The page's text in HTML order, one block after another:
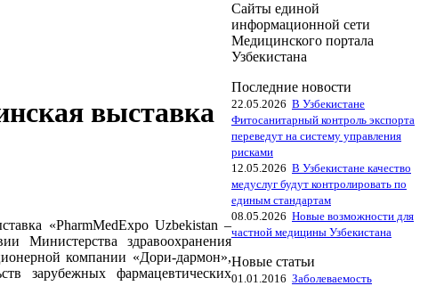
выставка
«PharmMedExpo Uzbekistаn –
Министерства здравоохранения
компании «Дори-дармон»,
зарубежных фармацевтических
Сайты единой
информационной сети
Медицинского портала
Узбекистана
Последние новости
22.05.2026 В Узбекистане
Фитосанитарный контроль экспорта
переведут на систему управления
рисками
12.05.2026 В Узбекистане качество
медуслуг будут контролировать по
единым стандартам
08.05.2026 Новые возможности для
частной медицины Узбекистана
Новые статьи
01.01.2016 Заболеваемость